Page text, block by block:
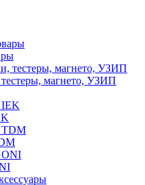
магнето, УЗИП